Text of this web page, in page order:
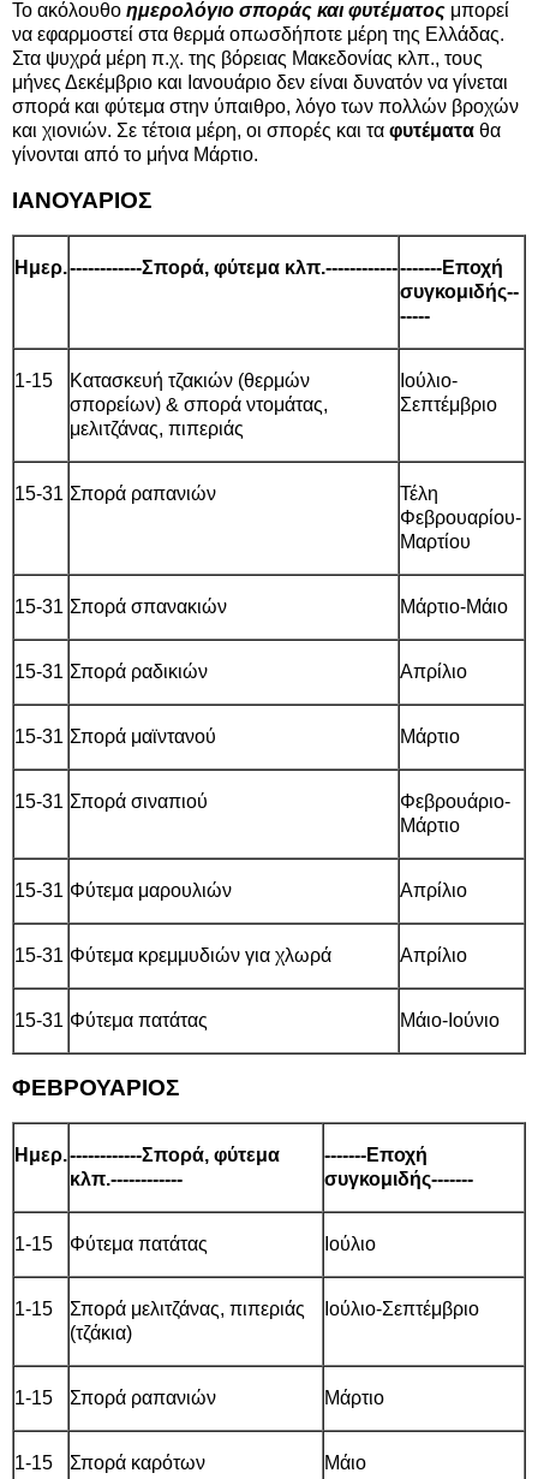
Το ακόλουθο ημερολόγιο σποράς και φυτέματος μπορεί
να εφαρμοστεί στα θερμά οπωσδήποτε μέρη της Ελλάδας.
Στα ψυχρά μέρη π.χ. της βόρειας Μακεδονίας κλπ., τους
μήνες Δεκέμβριο και Ιανουάριο δεν είναι δυνατόν να γίνεται
σπορά και φύτεμα στην ύπαιθρο, λόγο των πολλών βροχών
και χιονιών. Σε τέτοια μέρη, οι σπορές και τα φυτέματα θα
γίνονται από το μήνα Μάρτιο.
ΙΑΝΟΥΑΡΙΟΣ
Ημερ.------------Σπορά, φύτεμα κλπ.-------------------Εποχή
συγκομιδής--
-----
1-15
Κατασκευή τζακιών (θερμών
σπορείων) & σπορά ντομάτας,
μελιτζάνας, πιπεριάς
Ιούλιο-
Σεπτέμβριο
15-31 Σπορά ραπανιών
Τέλη
Φεβρουαρίου-
Μαρτίου
15-31 Σπορά σπανακιών Μάρτιο-Μάιο
15-31 Σπορά ραδικιών Απρίλιο
15-31 Σπορά μαϊντανού Μάρτιο
15-31 Σπορά σιναπιού
Φεβρουάριο-
Μάρτιο
15-31 Φύτεμα μαρουλιών Απρίλιο
15-31 Φύτεμα κρεμμυδιών για χλωρά Απρίλιο
15-31 Φύτεμα πατάτας Μάιο-Ιούνιο
ΦΕΒΡΟΥΑΡΙΟΣ
Ημερ.------------Σπορά, φύτεμα
κλπ.------------
-------Εποχή
συγκομιδής-------
1-15 Φύτεμα πατάτας Ιούλιο
1-15
Σπορά μελιτζάνας, πιπεριάς
(τζάκια)
Ιούλιο-Σεπτέμβριο
1-15 Σπορά ραπανιών Μάρτιο
1-15 Σπορά καρότων Μάιο